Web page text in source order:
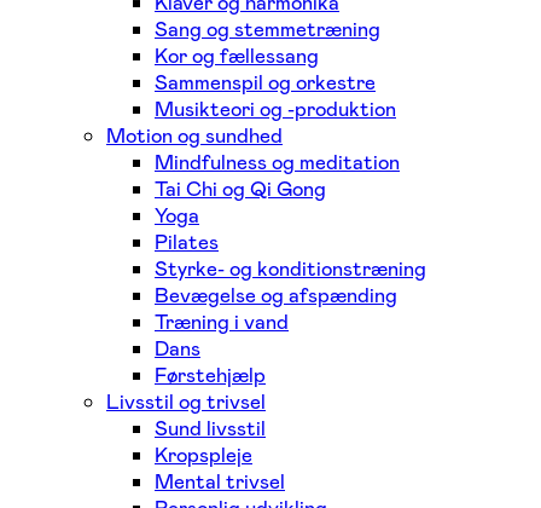
Sang og stemmetræning
Kor og fællessang
Sammenspil og orkestre
Musikteori og -produktion
Motion og sundhed
Mindfulness og meditation
Tai Chi og Qi Gong
Yoga
Pilates
Styrke- og konditionstræning
Bevægelse og afspænding
Træning i vand
Dans
Førstehjælp
Livsstil og trivsel
Sund livsstil
Kropspleje
Mental trivsel